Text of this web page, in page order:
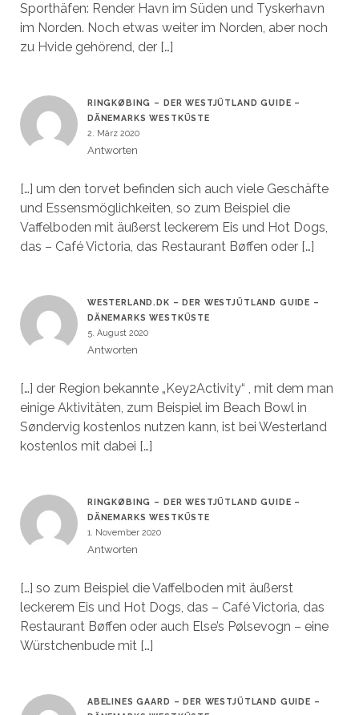
Sporthäfen: Render Havn im Süden und Tyskerhavn
im Norden. Noch etwas weiter im Norden, aber noch
zu Hvide gehörend, der […]
RINGKØBING – DER WESTJÜTLAND GUIDE –
DÄNEMARKS WESTKÜSTE
2. März 2020
Antworten
[…] um den torvet befinden sich auch viele Geschäfte
und Essensmöglichkeiten, so zum Beispiel die
Vaffelboden mit äußerst leckerem Eis und Hot Dogs,
das – Café Victoria, das Restaurant Bøffen oder […]
WESTERLAND.DK – DER WESTJÜTLAND GUIDE –
DÄNEMARKS WESTKÜSTE
5. August 2020
Antworten
[…] der Region bekannte „Key2Activity“ , mit dem man
einige Aktivitäten, zum Beispiel im Beach Bowl in
Søndervig kostenlos nutzen kann, ist bei Westerland
kostenlos mit dabei […]
RINGKØBING – DER WESTJÜTLAND GUIDE –
DÄNEMARKS WESTKÜSTE
1. November 2020
Antworten
[…] so zum Beispiel die Vaffelboden mit äußerst
leckerem Eis und Hot Dogs, das – Café Victoria, das
Restaurant Bøffen oder auch Else’s Pølsevogn – eine
Würstchenbude mit […]
ABELINES GAARD – DER WESTJÜTLAND GUIDE –